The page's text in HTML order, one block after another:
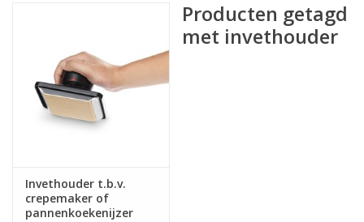
Invethouder t.b.v.
crepemaker of
pannenkoekenijzer
Producten getagd
met invethouder